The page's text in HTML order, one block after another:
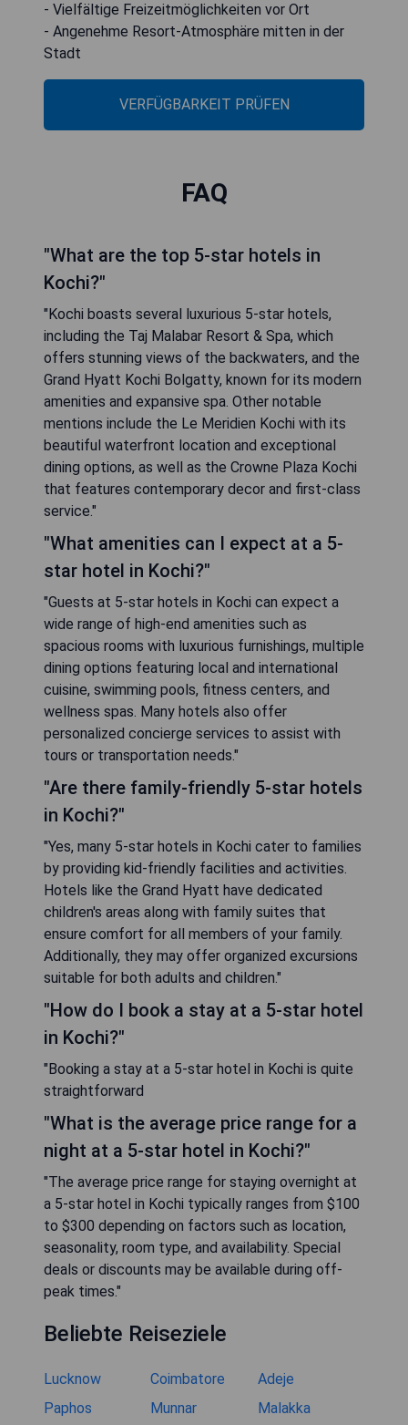
- Vielfältige Freizeitmöglichkeiten vor Ort
- Angenehme Resort-Atmosphäre mitten in der
Stadt
VERFÜGBARKEIT PRÜFEN
FAQ
"What are the top 5-star hotels in
Kochi?"
"Kochi boasts several luxurious 5-star hotels,
including the Taj Malabar Resort & Spa, which
offers stunning views of the backwaters, and the
Grand Hyatt Kochi Bolgatty, known for its modern
amenities and expansive spa. Other notable
mentions include the Le Meridien Kochi with its
beautiful waterfront location and exceptional
dining options, as well as the Crowne Plaza Kochi
that features contemporary decor and first-class
service."
"What amenities can I expect at a 5-
star hotel in Kochi?"
"Guests at 5-star hotels in Kochi can expect a
wide range of high-end amenities such as
spacious rooms with luxurious furnishings, multiple
dining options featuring local and international
cuisine, swimming pools, fitness centers, and
wellness spas. Many hotels also offer
personalized concierge services to assist with
tours or transportation needs."
"Are there family-friendly 5-star hotels
in Kochi?"
"Yes, many 5-star hotels in Kochi cater to families
by providing kid-friendly facilities and activities.
Hotels like the Grand Hyatt have dedicated
children's areas along with family suites that
ensure comfort for all members of your family.
Additionally, they may offer organized excursions
suitable for both adults and children."
"How do I book a stay at a 5-star hotel
in Kochi?"
"Booking a stay at a 5-star hotel in Kochi is quite
straightforward
"What is the average price range for a
night at a 5-star hotel in Kochi?"
"The average price range for staying overnight at
a 5-star hotel in Kochi typically ranges from $100
to $300 depending on factors such as location,
seasonality, room type, and availability. Special
deals or discounts may be available during off-
peak times."
Beliebte Reiseziele
Lucknow Coimbatore
Adeje
Paphos
Munnar Malakka